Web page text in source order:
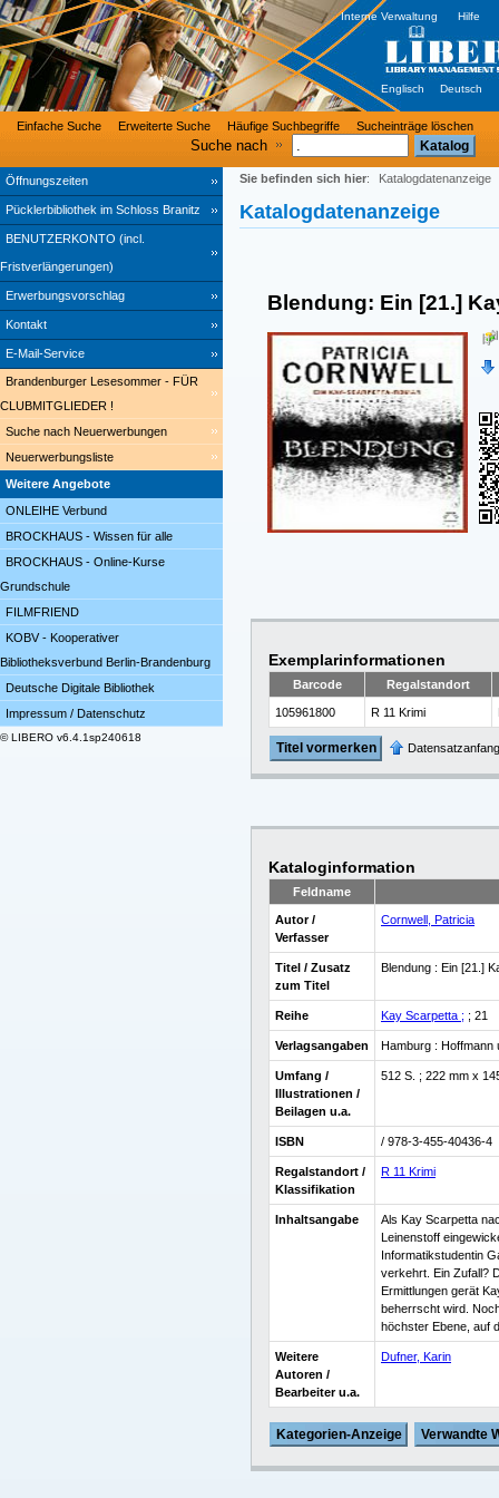
Öffnungszeiten
Pücklerbibliothek im Schloss Branitz
BENUTZERKONTO (incl.
Fristverlängerungen)
Erwerbungsvorschlag
Kontakt
E-Mail-Service
Einfache Suche Erweiterte Suche Häufige Suchbegriffe Sucheinträge löschen
Interne Verwaltung Hilfe
Englisch Deutsch
Brandenburger Lesesommer - FÜR
CLUBMITGLIEDER !
Suche nach Neuerwerbungen
Neuerwerbungsliste
Weitere Angebote
ONLEIHE Verbund
BROCKHAUS - Wissen für alle
BROCKHAUS - Online-Kurse
Grundschule
FILMFRIEND
KOBV - Kooperativer
Bibliotheksverbund Berlin-Brandenburg
Deutsche Digitale Bibliothek
Impressum / Datenschutz
© LIBERO v6.4.1sp240618
Sie befinden sich hier: Katalogdatenanzeige
Katalogdatenanzeige
Blendung: Ein [21.]
Exemplarinformationen
Barcode Regalstandort
105961800 R 11 Krimi
Titel vormerken
Kataloginformation
Feldname
Autor /
Verfasser
Cornwell, Patricia
Titel / Zusatz
zum Titel
Blendung : Ein [21.]
Reihe Kay Scarpetta ; ; 21
Verlagsangaben Hamburg : Hoffmann
Umfang /
Illustrationen /
Beilagen u.a.
512 S. ; 222 mm x
ISBN / 978-3-455-40436-4
Regalstandort /
Klassifikation
R 11 Krimi
Inhaltsangabe
Als Kay Scarpetta
Leinenstoff
Informatikstudentin
verkehrt. Ein Zufall?
Ermittlungen gerät
beherrscht wird.
höchster Ebene, auf
Weitere
Autoren /
Bearbeiter u.a.
Dufner, Karin
Kategorien-Anzeige Verwandte
Suche nach